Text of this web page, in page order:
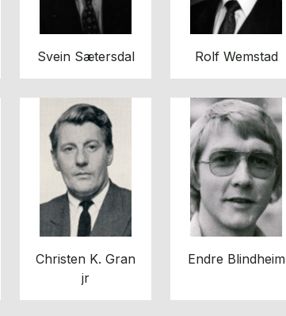
Svein Sætersdal Rolf Wemstad
Christen K. Gran
jr
Endre Blindheim